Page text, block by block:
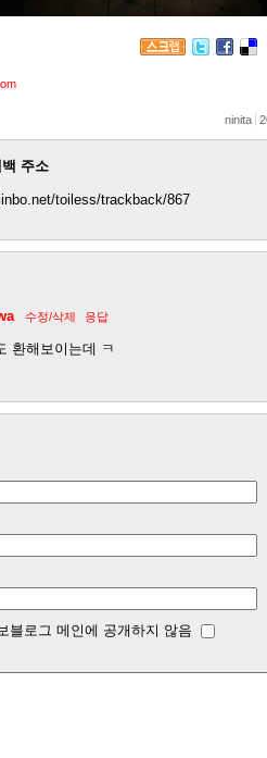
ninita
주소
toiless/trackback/867
수정/삭제 응답
환해보이는데 ㅋ
블로그 메인에 공개하지 않음